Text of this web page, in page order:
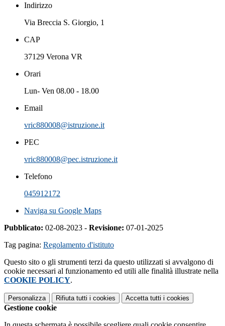
Indirizzo
Via Breccia S. Giorgio, 1
CAP
37129 Verona VR
Orari
Lun- Ven 08.00 - 18.00
Email
vric880008@istruzione.it
PEC
vric880008@pec.istruzione.it
Telefono
045912172
Naviga su Google Maps
Pubblicato: 02-08-2023 - Revisione: 07-01-2025
Tag pagina: Regolamento d'istituto
Questo sito o gli strumenti terzi da questo utilizzati si avvalgono di
cookie necessari al funzionamento ed utili alle finalità illustrate nella
COOKIE POLICY.
Personalizza Rifiuta tutti i cookies Accetta tutti i cookies
Gestione cookie